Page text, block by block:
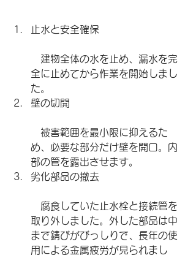
止水と安全確保
建物全体の水を止め、漏水を完
全に止めてから作業を開始しまし
た。
壁の切開
被害範囲を最小限に抑えるた
め、必要な部分だけ壁を開口。内
部の管を露出させます。
劣化部品の撤去
腐食していた止水栓と接続管を
取り外しました。外した部品は中
まで錆びがびっしりで、長年の使
用による金属疲労が見られまし